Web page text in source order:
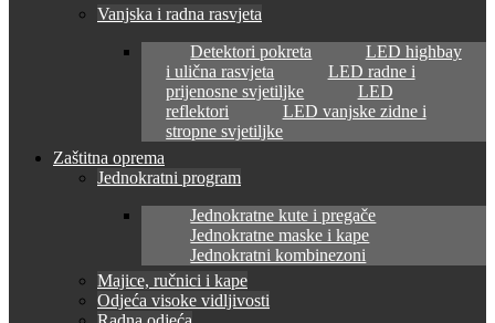
Vanjska i radna rasvjeta
Detektori pokreta
LED highbay
i ulična rasvjeta
LED radne i
prijenosne svjetiljke
LED
reflektori
LED vanjske zidne i
stropne svjetiljke
Zaštitna oprema
Jednokratni program
Jednokratne kute i pregače
Jednokratne maske i kape
Jednokratni kombinezoni
Majice, ručnici i kape
Odjeća visoke vidljivosti